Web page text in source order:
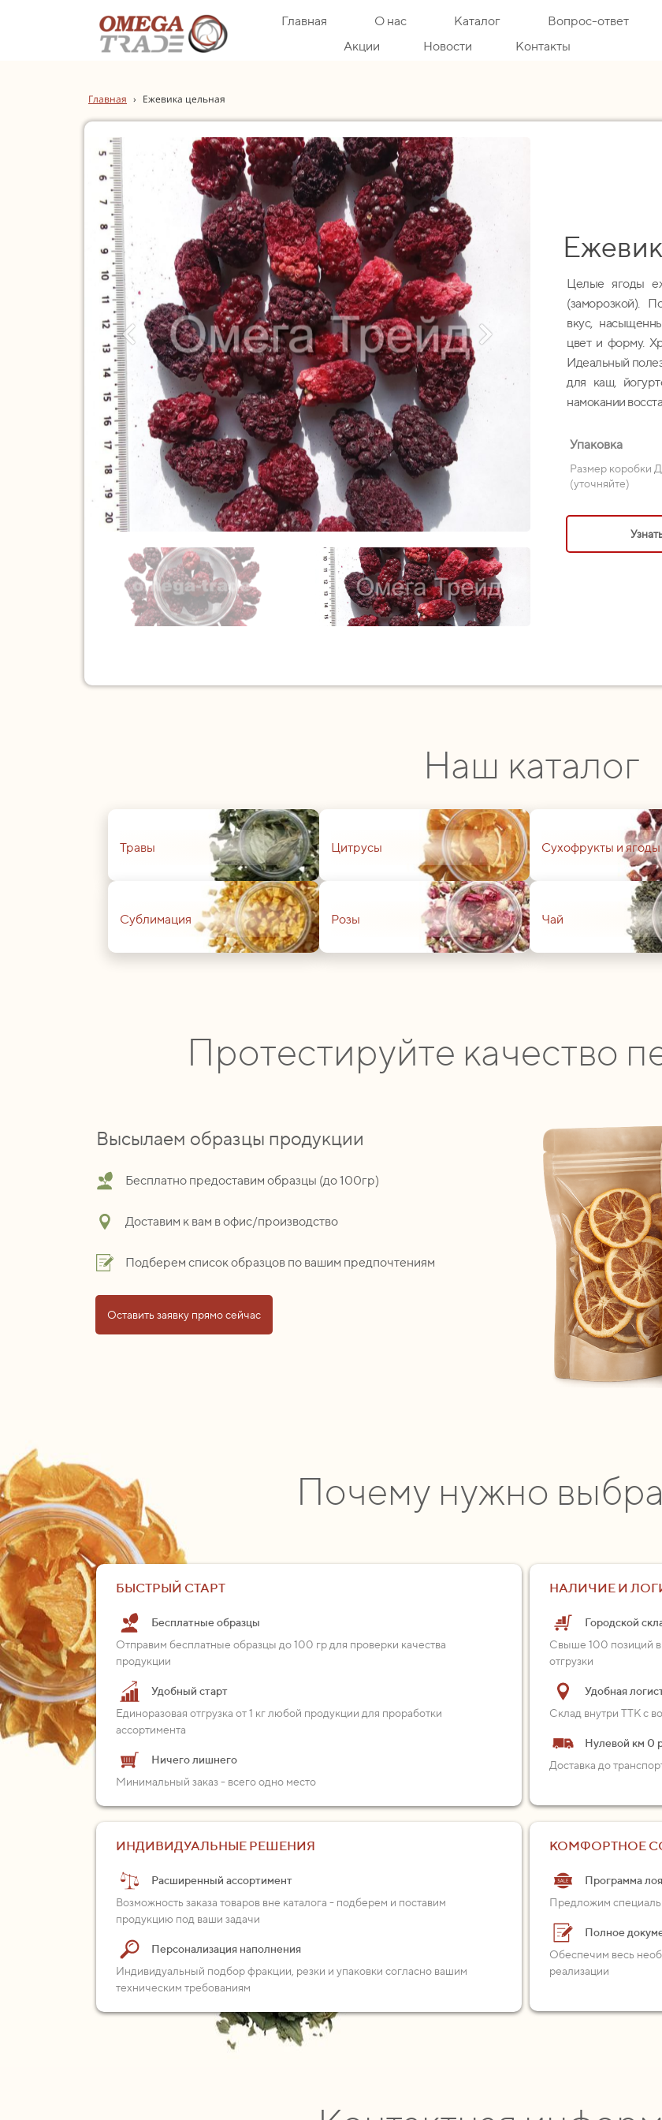
Главная О нас Каталог
Вопрос-ответ
Акции
Новости Контакты
Главная › Ежевика цельная
Целые ягоды
(заморозкой).
вкус,
цвет и форму.
Идеальный
для каш,
намокании
Упаковка
Размер коробки
(уточняйте)
Наш каталог
Травы Цитрусы Сухофрукты и ягоды
Сублимация Розы Чай
Протестируйте качество
Высылаем образцы продукции
Бесплатно предоставим образцы (до 100гр)
Доставим к вам в офис/производство
Подберем список образцов по вашим предпочтениям
Оставить заявку прямо сейчас
Почему нужно
БЫСТРЫЙ СТАРТ
Бесплатные образцы
Отправим бесплатные образцы до 100 гр для проверки качества
продукции
Удобный старт
Единоразовая отгрузка от 1 кг любой продукции для проработки
ассортимента
Ничего лишнего
Минимальный заказ - всего одно место
НАЛИЧИЕ И
Городской
Свыше 100 позиций в
отгрузки
Удобная
Склад внутри ТТК с
Нулевой км 0
Доставка до
ИНДИВИДУАЛЬНЫЕ РЕШЕНИЯ
Расширенный ассортимент
Возможность заказа товаров вне каталога - подберем и поставим
продукцию под ваши задачи
Персонализация наполнения
Индивидуальный подбор фракции, резки и упаковки согласно вашим
техническим требованиям
КОМФОРТНОЕ
Программа
Предложим
Полное
Обеспечим весь
реализации